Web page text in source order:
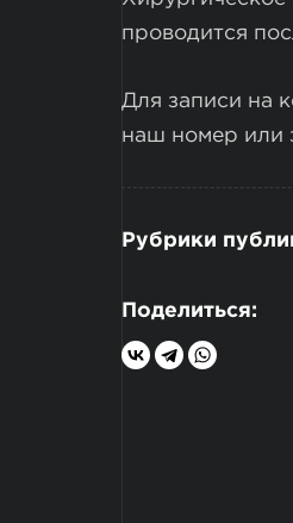
проводится
Для записи на
наш номер или
Рубрики
Поделиться: